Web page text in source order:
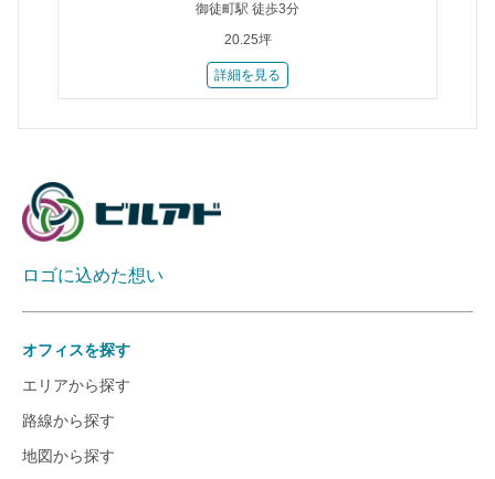
御徒町駅 徒歩3分
20.25坪
詳細を見る
ロゴに込めた想い
オフィスを探す
エリアから探す
路線から探す
地図から探す